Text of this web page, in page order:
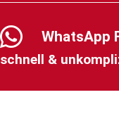
WhatsApp
schnell &